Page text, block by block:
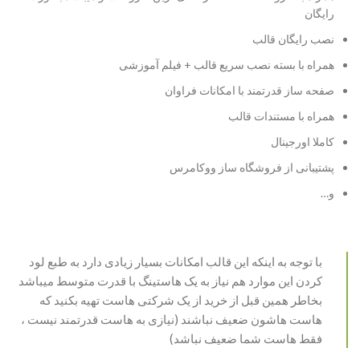
رایگان
نصب رایگان قالب
همراه با بسته نصب سریع قالب + فیلم آموزشی
صفحه ساز قدرتمند با امکانات فراوان
همراه با مستندات قالب
کاملا اورجینال
پشتیبانی از فروشگاه ساز ووکامرس
و…
با توجه به اینکه این قالب امکانات بسیار زیادی دارد به طبع لود
کردن این موارد هم نیاز به یک هاستینگ با قدرت متوسط میباشد
بخاطر همین قبل از خرید از یک شرکتی هاست تهیه بکنید که
هاست هاشون ضعیف نباشند (نیازی به هاست قدرتمند نیست ،
فقط هاست شما ضعیف نباشد)